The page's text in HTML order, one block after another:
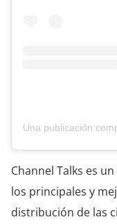
Channel Talks es
los principales y
distribución de las